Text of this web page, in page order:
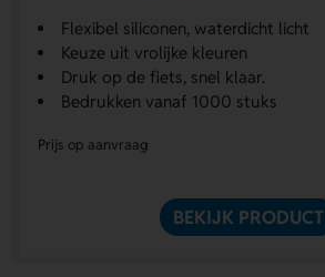
Flexibel siliconen, waterdicht licht
Keuze uit vrolijke kleuren
Druk op de fiets, snel klaar.
Bedrukken vanaf 1000 stuks
Prijs op aanvraag
BEKIJK PRODUCT